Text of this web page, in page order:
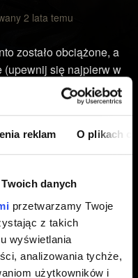
reklam O plikach
danych
przetwarzamy Twoje
z takich
wyświetlania
analizowania tychże,
użytkowników i
2 lata temu
zostało obciążone, a
(upewnij się najpierw w
grze), lub jeśli
z przycisku
albo mailowym
transakcji.
po zakupie w grze
stronę:
answer/2479637?